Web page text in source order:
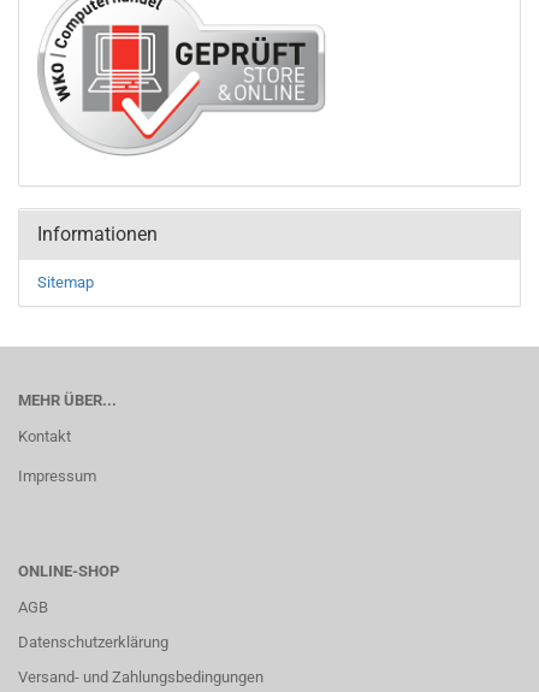
Informationen
Sitemap
MEHR ÜBER...
Kontakt
Impressum
ONLINE-SHOP
AGB
Datenschutzerklärung
Versand- und Zahlungsbedingungen